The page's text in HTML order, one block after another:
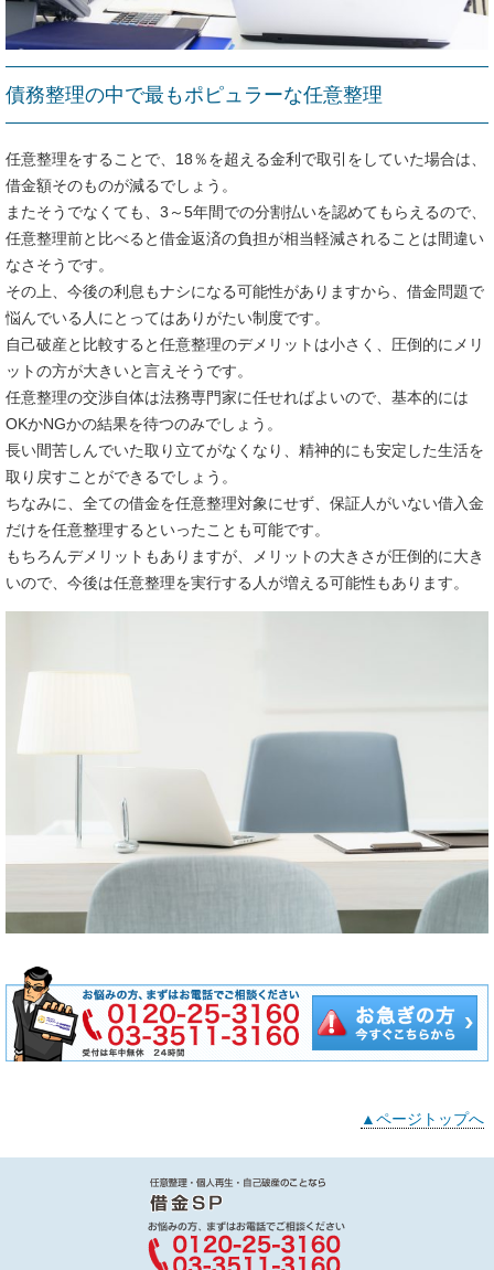
債務整理の中で最もポピュラーな任意整理
任意整理をすることで、18％を超える金利で取引をしていた場合は、
借金額そのものが減るでしょう。
またそうでなくても、3～5年間での分割払いを認めてもらえるので、
任意整理前と比べると借金返済の負担が相当軽減されることは間違い
なさそうです。
その上、今後の利息もナシになる可能性がありますから、借金問題で
悩んでいる人にとってはありがたい制度です。
自己破産と比較すると任意整理のデメリットは小さく、圧倒的にメリ
ットの方が大きいと言えそうです。
任意整理の交渉自体は法務専門家に任せればよいので、基本的には
OKかNGかの結果を待つのみでしょう。
長い間苦しんでいた取り立てがなくなり、精神的にも安定した生活を
取り戻すことができるでしょう。
ちなみに、全ての借金を任意整理対象にせず、保証人がいない借入金
だけを任意整理するといったことも可能です。
もちろんデメリットもありますが、メリットの大きさが圧倒的に大き
いので、今後は任意整理を実行する人が増える可能性もあります。
▲ページトップへ